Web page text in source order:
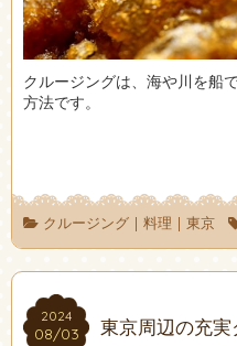
クルージングは、海や川を船
方法です。
クルージング| 料理 | 東京
2024
08/03
2024
08/03 東京周辺の充